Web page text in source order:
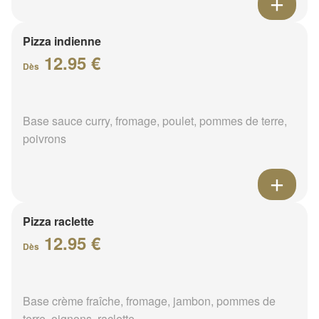
Pizza indienne
Dès 12.95 €
Base sauce curry, fromage, poulet, pommes de terre,
poivrons
Pizza raclette
Dès 12.95 €
Base crème fraîche, fromage, jambon, pommes de